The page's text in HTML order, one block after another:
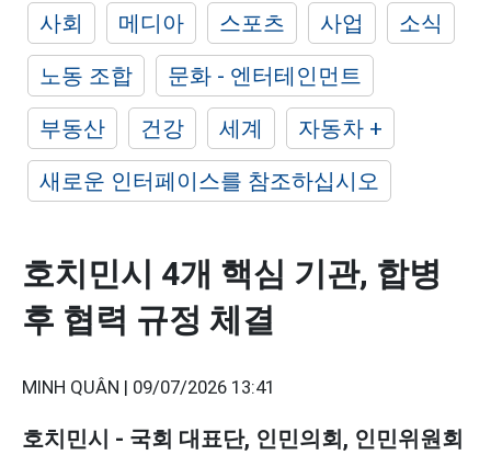
사회 메디아 스포츠 사업
소식
노동 조합
문화 - 엔터테인먼트
부동산
건강 세계
자동차 +
새로운 인터페이스를 참조하십시오
호치민시 4개 핵심 기관, 합병
후 협력 규정 체결
MINH QUÂN | 09/07/2026 13:41
호치민시 - 국회 대표단, 인민의회, 인민위원회